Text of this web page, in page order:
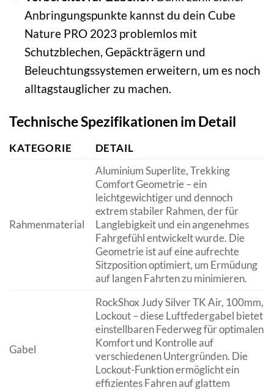
Anbringungspunkte kannst du dein Cube
Nature PRO 2023 problemlos mit
Schutzblechen, Gepäckträgern und
Beleuchtungssystemen erweitern, um es noch
alltagstauglicher zu machen.
Technische Spezifikationen im Detail
KATEGORIE DETAIL
Rahmenmaterial
Aluminium Superlite, Trekking
Comfort Geometrie – ein
leichtgewichtiger und dennoch
extrem stabiler Rahmen, der für
Langlebigkeit und ein angenehmes
Fahrgefühl entwickelt wurde. Die
Geometrie ist auf eine aufrechte
Sitzposition optimiert, um Ermüdung
auf langen Fahrten zu minimieren.
Gabel
RockShox Judy Silver TK Air, 100mm,
Lockout – diese Luftfedergabel bietet
einstellbaren Federweg für optimalen
Komfort und Kontrolle auf
verschiedenen Untergründen. Die
Lockout-Funktion ermöglicht ein
effizientes Fahren auf glattem